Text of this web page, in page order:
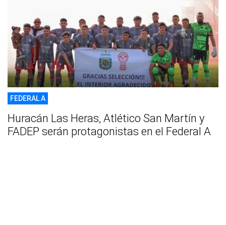
FEDERAL A
Huracán Las Heras, Atlético San Martín y
FADEP serán protagonistas en el Federal A